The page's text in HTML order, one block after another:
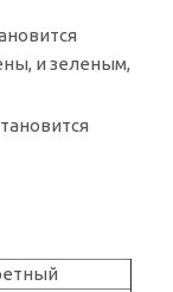
и зеленым,